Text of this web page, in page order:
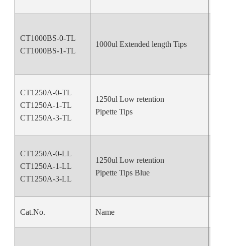
CT1000BS-0-TL
CT1000BS-1-TL
1000ul Extended length Tips
CT1250A-0-TL
CT1250A-1-TL
CT1250A-3-TL
1250ul Low retention
Pipette Tips
CT1250A-0-LL
CT1250A-1-LL
CT1250A-3-LL
1250ul Low retention
Pipette Tips Blue
Cat.No. Name